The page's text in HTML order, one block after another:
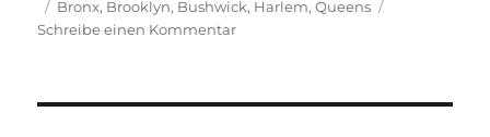
am
Schlagwörter
Bronx, Brooklyn, Bushwick, Harlem,Queens
Schreibe einen Kommentarzu